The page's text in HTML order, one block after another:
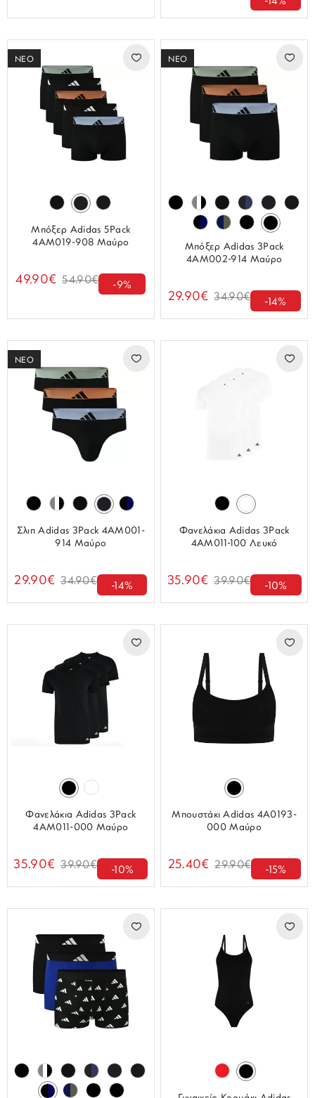
ΝΕΟ
Μπόξερ Adidas 5Pack
4AM019-908 Μαύρο
49.90€ 54.90€ -9%
ΝΕΟ
Μπόξερ Adidas 3Pack
4AM002-914 Μαύρο
29.90€ 34.90€ -14%
ΝΕΟ
Σλιπ Adidas 3Pack 4AM001-
914 Μαύρο
29.90€ 34.90€ -14%
Φανελάκια Adidas 3Pack
4AM011-100 Λευκό
35.90€ 39.90€ -10%
Φανελάκια Adidas 3Pack
4AM011-000 Μαύρο
35.90€ 39.90€ -10%
Μπουστάκι Adidas 4A0193-
000 Μαύρο
25.40€ 29.90€ -15%